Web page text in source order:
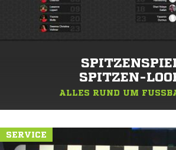
SPITZEN-
ALLES RUND UM
SERVICE